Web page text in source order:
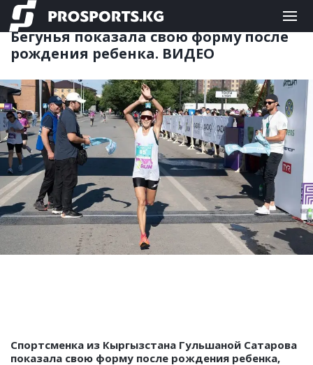
ДРУГИЕ 06.07.2026 15:29
Бегунья показала свою форму после
рождения ребенка. ВИДЕО
Спортсменка из Кыргызстана Гульшаной Сатарова
показала свою форму после рождения ребенка,